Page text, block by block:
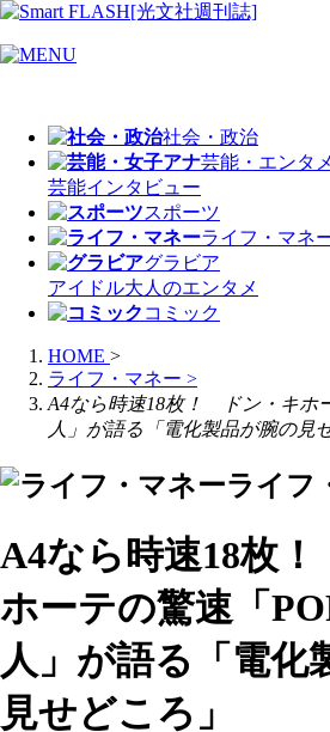
社会・政治
芸能・エンタメ
芸能インタビュー
スポーツ
ライフ・マネ
グラビア
アイドル大人のエンタメ
コミック
HOME >
ライフ・マネー >
A4なら時速18枚！ ドン・キホ
人」が語る「電化製品が腕の見
ライフ
A4なら時速18枚
ホーテの驚速「
人」が語る「電化
見せどころ」